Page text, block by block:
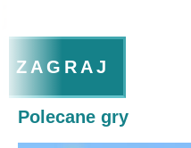
ZAGRAJ
Polecane gry